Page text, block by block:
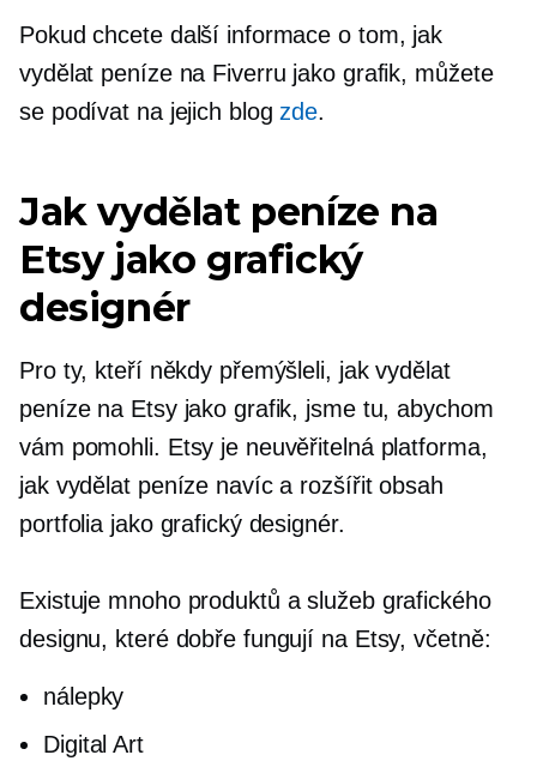
Pokud chcete další informace o tom, jak
vydělat peníze na Fiverru jako grafik, můžete
se podívat na jejich blog zde.
Jak vydělat peníze na
Etsy jako grafický
designér
Pro ty, kteří někdy přemýšleli, jak vydělat
peníze na Etsy jako grafik, jsme tu, abychom
vám pomohli. Etsy je neuvěřitelná platforma,
jak vydělat peníze navíc a rozšířit obsah
portfolia jako grafický designér.
Existuje mnoho produktů a služeb grafického
designu, které dobře fungují na Etsy, včetně:
nálepky
Digital Art